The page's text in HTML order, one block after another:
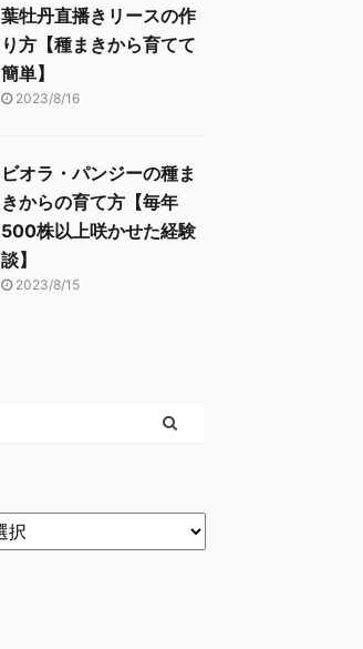
葉牡丹直播きリースの作
り方【種まきから育てて
簡単】
2023/8/16
ビオラ・パンジーの種ま
きからの育て方【毎年
500株以上咲かせた経験
談】
2023/8/15